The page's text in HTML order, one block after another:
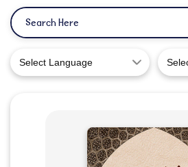
Select Language